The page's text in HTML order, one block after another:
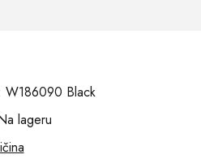
W186090 Black
lageru